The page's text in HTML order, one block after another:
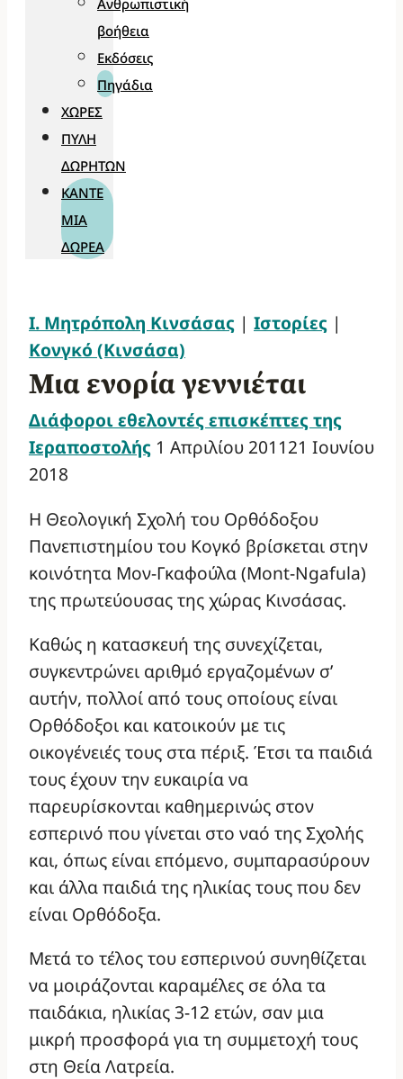
Ανθρωπιστική
βοήθεια
Εκδόσεις
Πηγάδια
ΧΏΡΕΣ
ΠΎΛΗ
ΔΩΡΗΤΏΝ
ΚΆΝΤΕ
ΜΊΑ
ΔΩΡΕΆ
Ι. Μητρόπολη Κινσάσας | Ιστορίες |
Κονγκό (Κινσάσα)
Μια ενορία γεννιέται
Διάφοροι εθελοντές επισκέπτες της
Ιεραποστολής 1 Απριλίου 201121 Ιουνίου
2018
Η Θεολογική Σχολή του Ορθόδοξου
Πανεπιστημίου του Κογκό βρίσκεται στην
κοινότητα Μον-Γκαφούλα (Mont-Ngafula)
της πρωτεύουσας της χώρας Κινσάσας.
Καθώς η κατασκευή της συνεχίζεται,
συγκεντρώνει αριθμό εργαζομένων σ’
αυτήν, πολλοί από τους οποίους είναι
Ορθόδοξοι και κατοικούν με τις
οικογένειές τους στα πέριξ. Έτσι τα παιδιά
τους έχουν την ευκαιρία να
παρευρίσκονται καθημερινώς στον
εσπερινό που γίνεται στο ναό της Σχολής
και, όπως είναι επόμενο, συμπαρασύρουν
και άλλα παιδιά της ηλικίας τους που δεν
είναι Ορθόδοξα.
Μετά το τέλος του εσπερινού συνηθίζεται
να μοιράζονται καραμέλες σε όλα τα
παιδάκια, ηλικίας 3-12 ετών, σαν μια
μικρή προσφορά για τη συμμετοχή τους
στη Θεία Λατρεία.